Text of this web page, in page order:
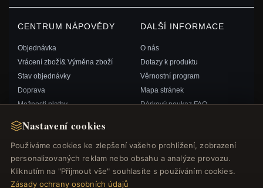
Nastavení cookies
Používáme cookies ke zlepšení vašeho prohlížení, zobrazení
personalizovaných reklam nebo obsahu a analýze provozu.
Kliknutím na "Přijmout vše" souhlasíte s používáním cookies.
Zásady ochrany osobních údajů
CENTRUM NÁPOVĚDY
Objednávka
Vrácení zboží& Výměna zboží
Stav objednávky
Doprava
Možnosti platby
Kontaktujte nás
DALŠÍ INFORMACE
O nás
Dotazy k produktu
Věrnostní program
Mapa stránek
Dárkový poukaz FAQ
RYCHLÉ ODKAZY SLEDUJTE NÁS